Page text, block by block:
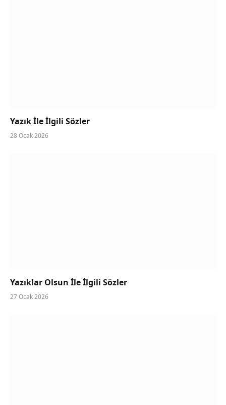
Yazık İle İlgili Sözler
28 Ocak 2026
Yazıklar Olsun İle İlgili Sözler
27 Ocak 2026